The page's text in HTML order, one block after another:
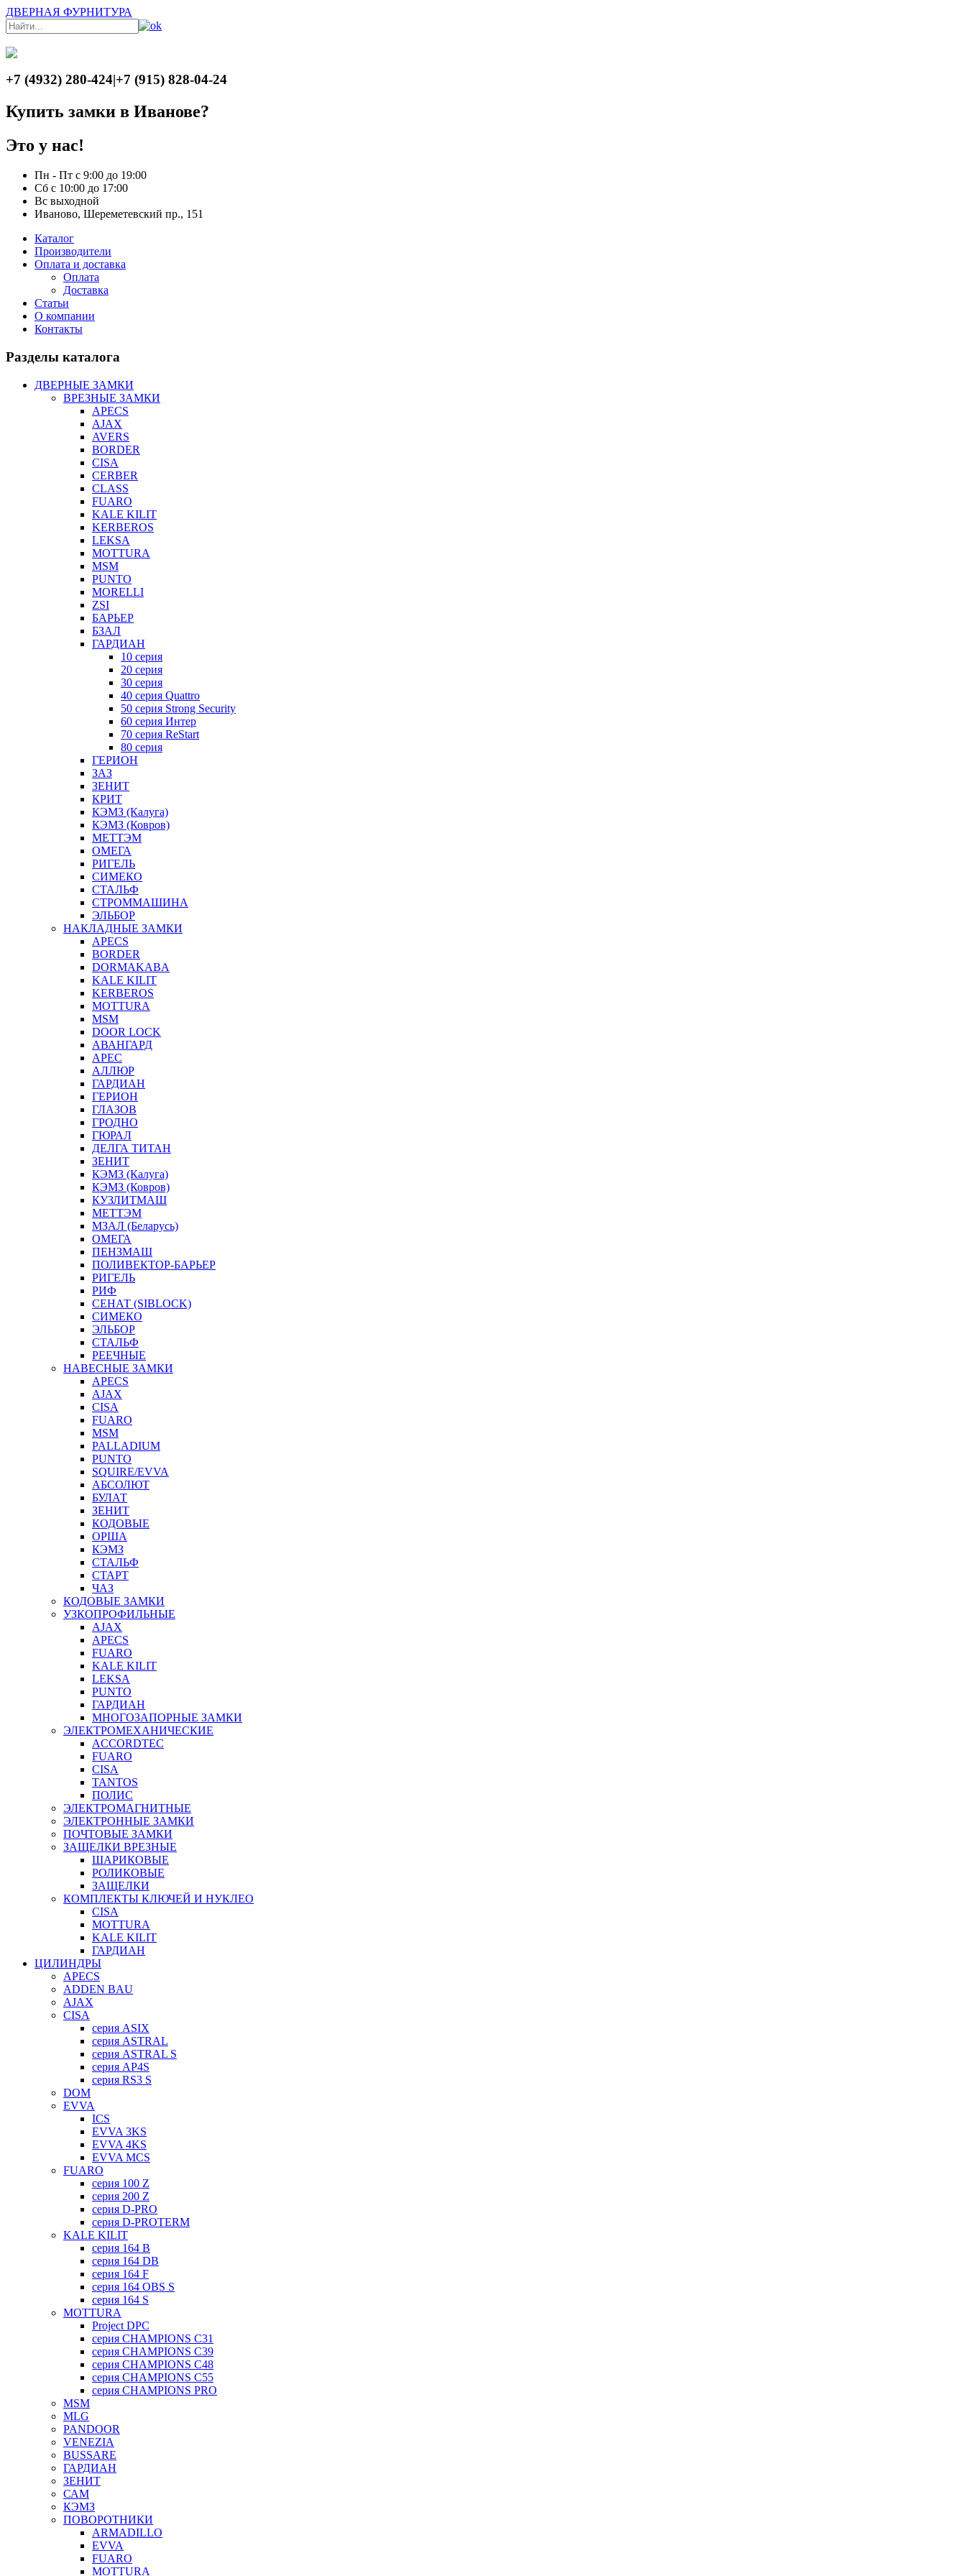
ДВЕРНАЯ ФУРНИТУРА
+7 (4932) 280-424|+7 (915) 828-04-24
Купить замки в Иванове?
Это у нас!
Пн - Пт с 9:00 до 19:00
Сб с 10:00 до 17:00
Вс выходной
Иваново, Шереметевский пр., 151
Каталог
Производители
Оплата и доставка
Оплата
Доставка
Статьи
О компании
Контакты
Разделы каталога
ДВЕРНЫЕ ЗАМКИ
ВРЕЗНЫЕ ЗАМКИ
APECS
AJAX
AVERS
BORDER
CISA
CERBER
CLASS
FUARO
KALE KILIT
KERBEROS
LEKSA
MOTTURA
MSM
PUNTO
MORELLI
ZSI
БАРЬЕР
БЗАЛ
ГАРДИАН
10 серия
20 серия
30 серия
40 серия Quattro
50 серия Strong Security
60 серия Интер
70 серия ReStart
80 серия
ГЕРИОН
ЗАЗ
ЗЕНИТ
КРИТ
КЭМЗ (Калуга)
КЭМЗ (Ковров)
МЕТТЭМ
ОМЕГА
РИГЕЛЬ
СИМЕКО
СТАЛЬФ
СТРОММАШИНА
ЭЛЬБОР
НАКЛАДНЫЕ ЗАМКИ
APECS
BORDER
DORMAKABA
KALE KILIT
KERBEROS
MOTTURA
MSM
DOOR LOCK
АВАНГАРД
АРЕС
АЛЛЮР
ГАРДИАН
ГЕРИОН
ГЛАЗОВ
ГРОДНО
ГЮРАЛ
ДЕЛГА ТИТАН
ЗЕНИТ
КЭМЗ (Калуга)
КЭМЗ (Ковров)
КУЗЛИТМАШ
МЕТТЭМ
МЗАЛ (Беларусь)
ОМЕГА
ПЕНЗМАШ
ПОЛИВЕКТОР-БАРЬЕР
РИГЕЛЬ
РИФ
СЕНАТ (SIBLOCK)
СИМЕКО
ЭЛЬБОР
СТАЛЬФ
РЕЕЧНЫЕ
НАВЕСНЫЕ ЗАМКИ
APECS
AJAX
CISA
FUARO
MSM
PALLADIUM
PUNTO
SQUIRE/EVVA
АБСОЛЮТ
БУЛАТ
ЗЕНИТ
КОДОВЫЕ
ОРША
КЭМЗ
СТАЛЬФ
СТАРТ
ЧАЗ
КОДОВЫЕ ЗАМКИ
УЗКОПРОФИЛЬНЫЕ
AJAX
APECS
FUARO
KALE KILIT
LEKSA
PUNTO
ГАРДИАН
МНОГОЗАПОРНЫЕ ЗАМКИ
ЭЛЕКТРОМЕХАНИЧЕСКИЕ
ACCORDTEC
FUARO
CISA
TANTOS
ПОЛИС
ЭЛЕКТРОМАГНИТНЫЕ
ЭЛЕКТРОННЫЕ ЗАМКИ
ПОЧТОВЫЕ ЗАМКИ
ЗАЩЕЛКИ ВРЕЗНЫЕ
ШАРИКОВЫЕ
РОЛИКОВЫЕ
ЗАЩЕЛКИ
КОМПЛЕКТЫ КЛЮЧЕЙ И НУКЛЕО
CISA
MOTTURA
KALE KILIT
ГАРДИАН
ЦИЛИНДРЫ
APECS
ADDEN BAU
AJAX
CISA
серия ASIX
серия ASTRAL
серия ASTRAL S
серия AP4S
серия RS3 S
DOM
EVVA
ICS
EVVA 3KS
EVVA 4KS
EVVA MCS
FUARO
серия 100 Z
серия 200 Z
серия D-PRO
серия D-PROTERM
KALE KILIT
серия 164 B
серия 164 DB
серия 164 F
серия 164 OBS S
серия 164 S
MOTTURA
Project DPC
серия CHAMPIONS C31
серия CHAMPIONS C39
серия CHAMPIONS C48
серия CHAMPIONS C55
серия CHAMPIONS PRO
MSM
MLG
PANDOOR
VENEZIA
BUSSARE
ГАРДИАН
ЗЕНИТ
САМ
КЭМЗ
ПОВОРОТНИКИ
ARMADILLO
EVVA
FUARO
MOTTURA